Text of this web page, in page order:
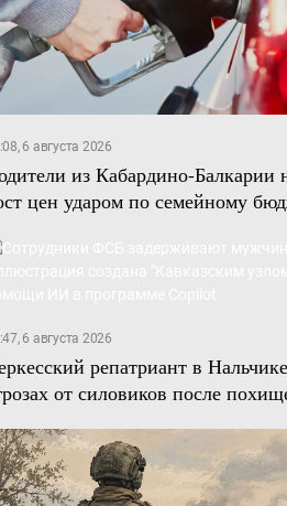
6 августа 2026
из Кабардино-Балкарии
цен ударом по семейному
6 августа 2026
репатриант в
от силовиков после